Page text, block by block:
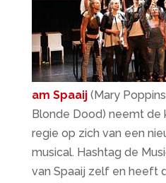
am Spaaij(Mary
Blonde Dood) neemt de
regie op zich van een
musical. Hashtag de
van Spaaij zelf en heeft